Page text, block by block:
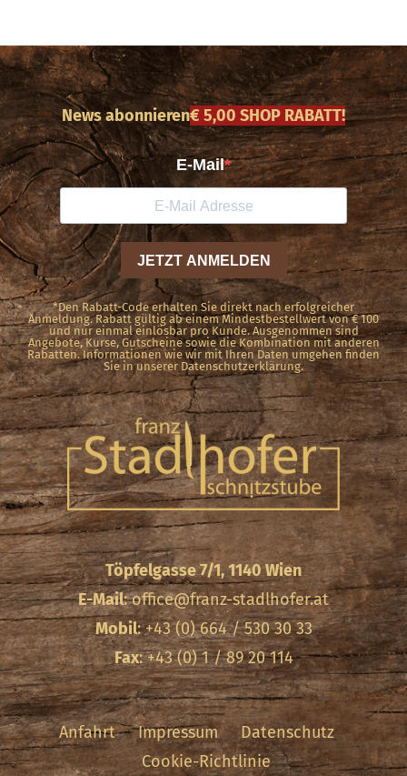
News abonnieren€ 5,00 SHOP RABATT!
*Den Rabatt-Code erhalten Sie direkt nach erfolgreicher
Anmeldung. Rabatt gültig ab einem Mindestbestellwert von € 100
und nur einmal einlösbar pro Kunde. Ausgenommen sind
Angebote, Kurse, Gutscheine sowie die Kombination mit anderen
Rabatten. Informationen wie wir mit Ihren Daten umgehen finden
Sie in unserer Datenschutzerklärung.
Töpfelgasse 7/1, 1140 Wien
E-Mail:office@franz-stadlhofer.at
Mobil: +43 (0) 664 / 530 30 33
Fax: +43 (0) 1 / 89 20 114
Anfahrt Impressum
Datenschutz
Cookie-Richtlinie